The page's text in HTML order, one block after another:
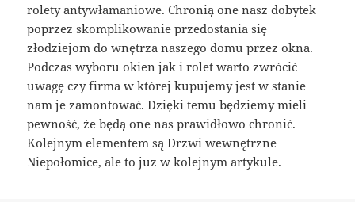
rolety antywłamaniowe. Chronią one nasz dobytek
poprzez skomplikowanie przedostania się
złodziejom do wnętrza naszego domu przez okna.
Podczas wyboru okien jak i rolet warto zwrócić
uwagę czy firma w której kupujemy jest w stanie
nam je zamontować. Dzięki temu będziemy mieli
pewność, że będą one nas prawidłowo chronić.
Kolejnym elementem są Drzwi wewnętrzne
Niepołomice, ale to juz w kolejnym artykule.